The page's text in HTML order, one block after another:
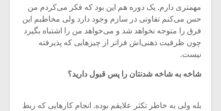
مهمتری دارم. یک دوره هم این بود که فکر می‌کردم من
حس می‌کنم تفاوتی در سازم وجود دارد ولی مخاطبم این
فرق را متوجه نخواهد شد و می‌خواهد من را اشتباه بگیرد
چون ظرفیت ذهنی‌اش فراتر از چیزهایی که پذیرفته
نیست.
شاخه به شاخه شدنتان را پس قبول دارید؟
بله ولی به خاطر تکثر علایقم بوده. انجام کارهایی که ربط
اگر نمی توانی
مشهورترین باشی،
بدنام ترین باش
سکانسی
موسیقی